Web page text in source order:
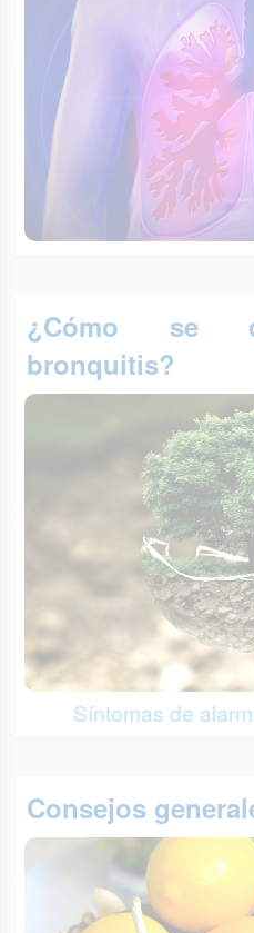
¿Cómo se
bronquitis?
Síntomas de
Consejos